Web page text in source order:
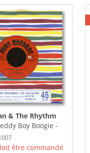
& The Rhythm
Boy Boogie -
être commandé